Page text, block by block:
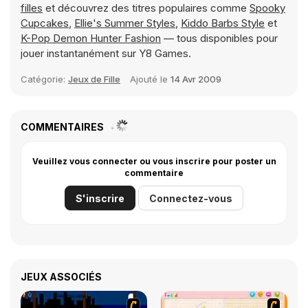
filles et découvrez des titres populaires comme Spooky
Cupcakes, Ellie's Summer Styles, Kiddo Barbs Style et
K-Pop Demon Hunter Fashion — tous disponibles pour
jouer instantanément sur Y8 Games.
Catégorie: Jeux de Fille Ajouté le 14 Avr 2009
COMMENTAIRES
Veuillez vous connecter ou vous inscrire pour poster un
commentaire
S'inscrire Connectez-vous
JEUX ASSOCIÉS